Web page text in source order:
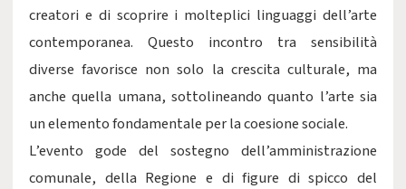
creatori e di scoprire i molteplici linguaggi dell’arte
contemporanea. Questo incontro tra sensibilità
diverse favorisce non solo la crescita culturale, ma
anche quella umana, sottolineando quanto l’arte sia
un elemento fondamentale per la coesione sociale.
L’evento gode del sostegno dell’amministrazione
comunale, della Regione e di figure di spicco del